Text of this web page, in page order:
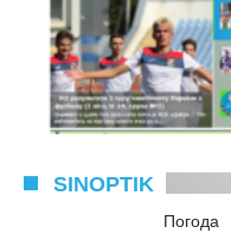
SINOPTIK
Погода